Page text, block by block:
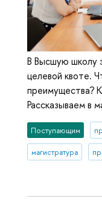
В Высшую школу
целевой квоте.
преимущества?
Рассказываем в
Поступающим
магистратура